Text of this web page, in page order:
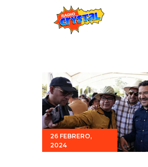
Estaciones
Eventos
Promociones
Noticias
Para ti
26 FEBRERO,
2024